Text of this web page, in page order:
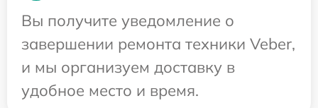
Вы получите уведомление о
завершении ремонта техники Veber,
и мы организуем доставку в
удобное место и время.